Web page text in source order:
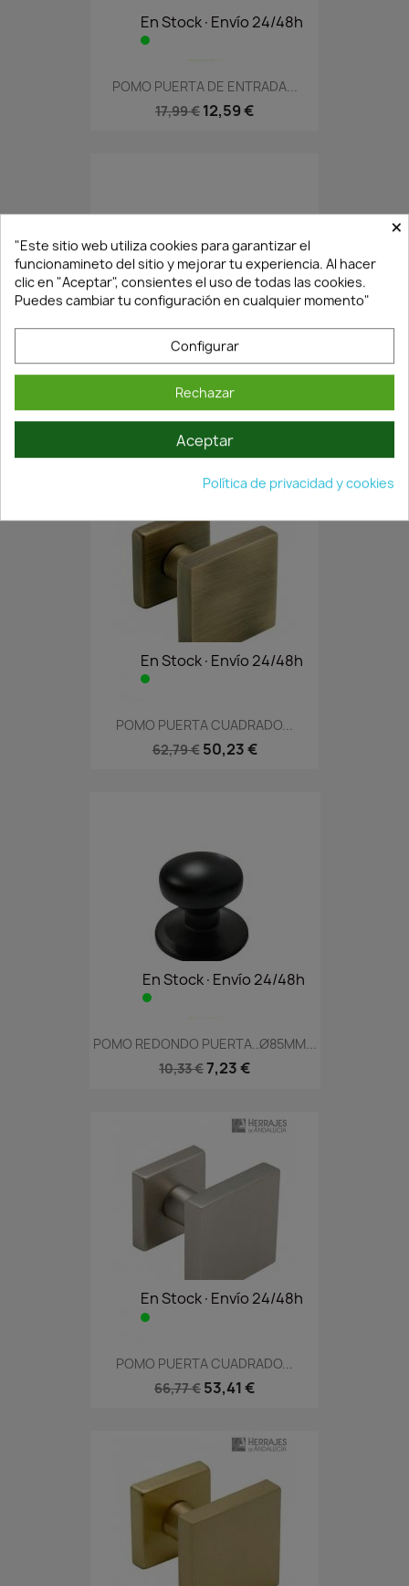
En Stock·Envío 24/48h
POMO PUERTA DE ENTRADA...
17,99 € 12,59 €
¡Últimas Unidades!
6,24 €
En Stock·Envío 24/48h
POMO PUERTA CUADRADO...
62,79 € 50,23 €
En Stock·Envío 24/48h
POMO REDONDO PUERTA..Ø85MM...
10,33 €7,23 €
En Stock·Envío 24/48h
POMO PUERTA CUADRADO...
66,77 € 53,41 €
×
"Este sitio web utiliza cookies para garantizar el
funcionamineto del sitio y mejorar tu experiencia. Al hacer
clic en "Aceptar", consientes el uso de todas las cookies.
Puedes cambiar tu configuración en cualquier momento"
Configurar
Rechazar
Aceptar
Política de privacidad y cookies